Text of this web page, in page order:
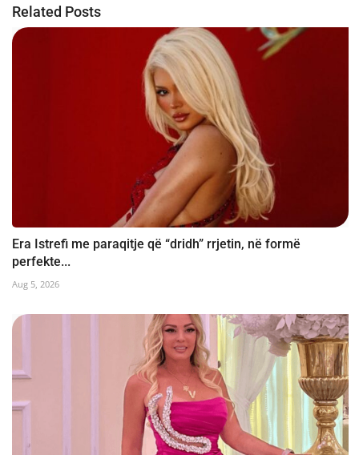
Related Posts
Era Istrefi me paraqitje që “dridh” rrjetin, në formë
perfekte...
Aug 5, 2026